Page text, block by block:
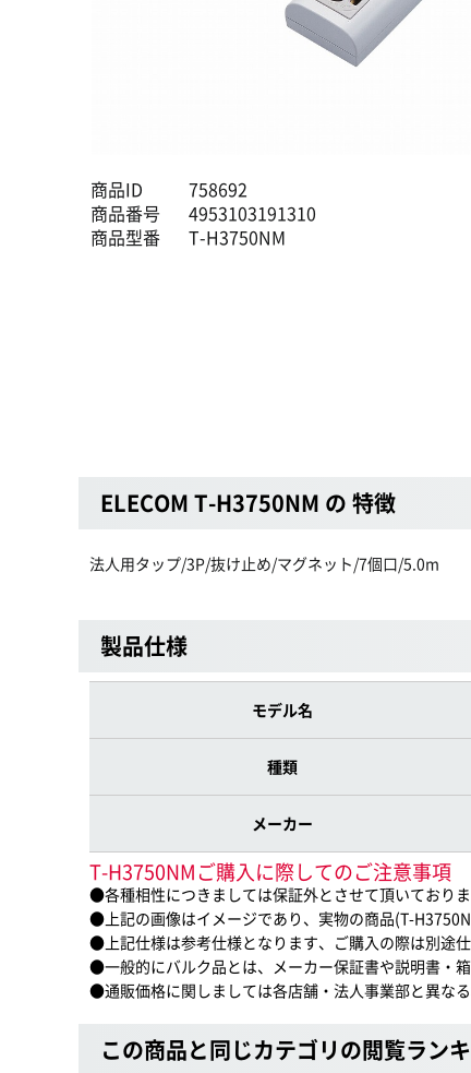
商品ID
758692
商品番号
4953103191310
商品型番
T-H3750NM
ELECOM T-H3750NM の 特徴
法人用タップ/3P/抜け止め/マグネット/7個口/5.0m
製品仕様
モデル名
種類
メーカー
T-H3750NMご購入に際してのご注意事項
●各種相性につきましては保証外とさせて頂いておりま
●上記の画像はイメージであり、実物の商品(T-
●上記仕様は参考仕様となります、ご購入の際は別途
●一般的にバルク品とは、メーカー保証書や説明書・
●通販価格に関しましては各店舗・法人事業部と異なる
この商品と同じカテゴリの閲覧ラン